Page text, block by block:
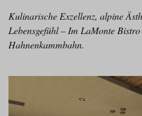
Kulinarische Exzellenz, alpine
Lebensgefühl – Im LaMonte
Hahnenkammbahn.